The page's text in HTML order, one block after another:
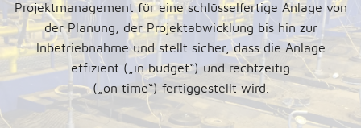
Projektmanagement für eine schlüsselfertige Anlage von
der Planung, der Projektabwicklung bis hin zur
Inbetriebnahme und stellt sicher, dass die Anlage
effizient („in budget“) und rechtzeitig
(„on time“) fertiggestellt wird.